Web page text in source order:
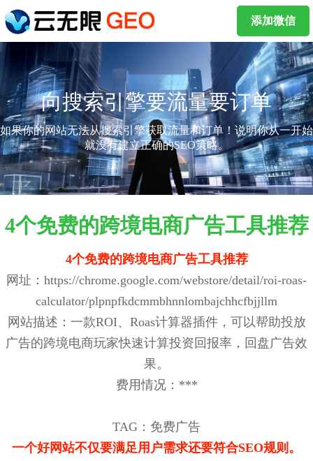
添加微信
向搜索引擎要流量要订单
如果你的网站无法从搜索引擎获取流量和订单！说明你从一开始
就没有建立正确的SEO策略。
4个免费的跨境电商广告工具推荐
4个免费的跨境电商广告工具推荐
网址：https://chrome.google.com/webstore/detail/roi-roas-
calculator/plpnpfkdcmmbhnnlombajchhcfbjjllm
网站描述：一款ROI、Roas计算器插件，可以帮助投放
广告的跨境电商玩家快速计算投资回报率，回盘广告效
果。
费用情况：***
TAG：免费广告
一个好网站不仅要满足用户需求还要符合SEO规则。